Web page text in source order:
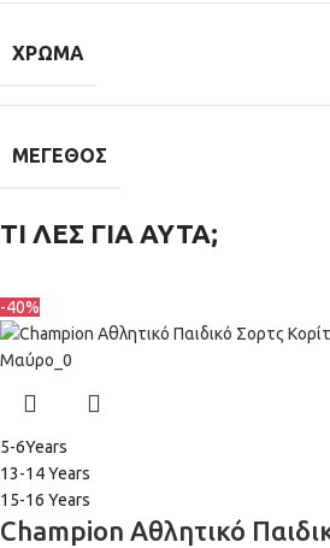
ΧΡΏΜΑ
ΜΈΓΕΘΟΣ
ΤΙ ΛΕΣ ΓΙΑ ΑΥΤΑ;
-40%
5-6Years
13-14 Years
15-16 Years
Champion Αθλητικό